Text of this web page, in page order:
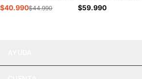
V2 MUJER | 100261905
$40.990$44.990
2.0 MUJER | 150051-
$59.990